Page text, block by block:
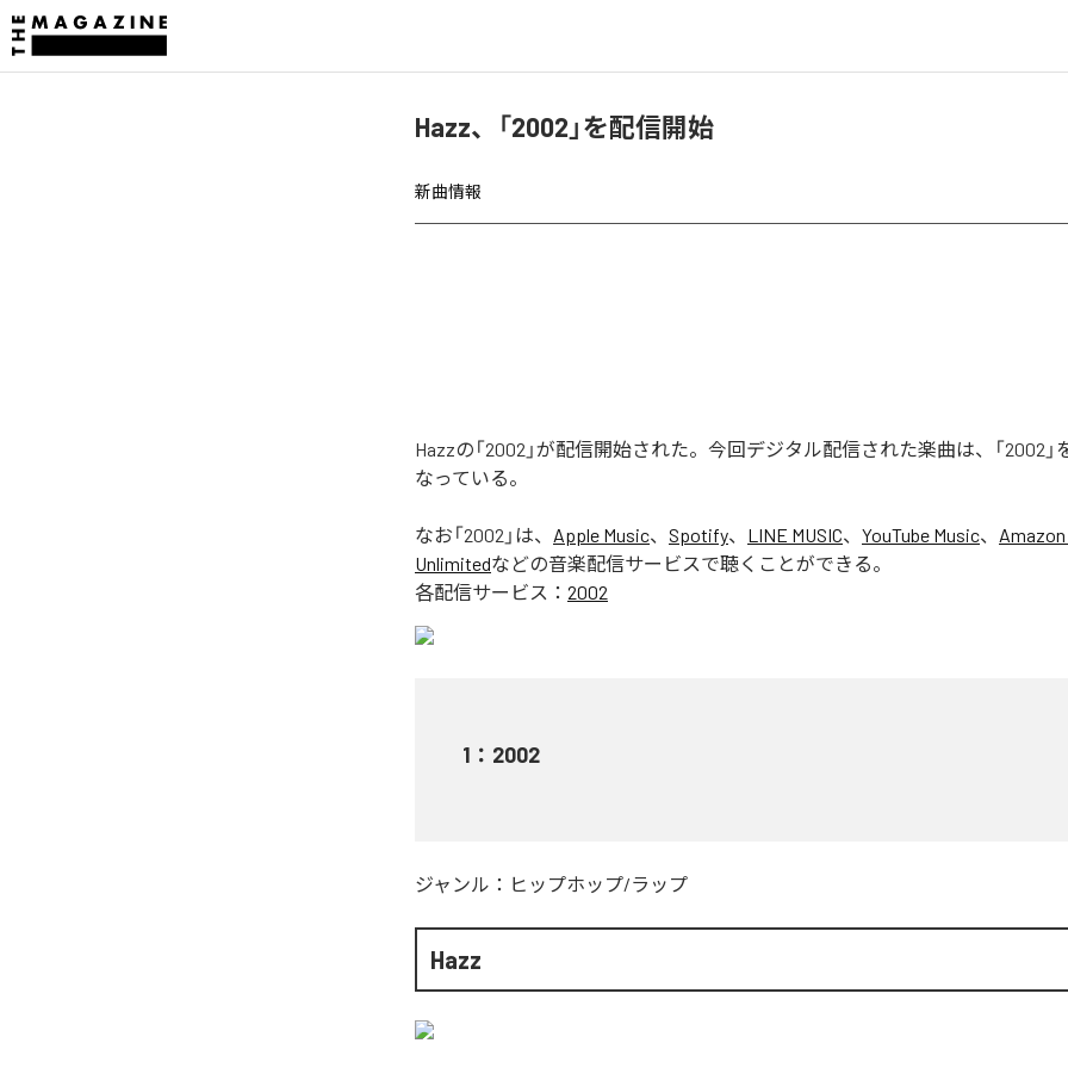
Hazz、「2002」を配信開始
新曲情報
Hazzの「2002」が配信開始された。今回デジタル配信された楽曲は、「2002」
なっている。
なお「2002 」は、 Apple Music、 Spotify、 LINE MUSIC、 YouTube Music、
Unlimitedなどの音楽配信サービスで聴くことができる。
各配信サービス： 2002
1 ： 2002
ジャンル： ヒップホップ/ラップ
Hazz